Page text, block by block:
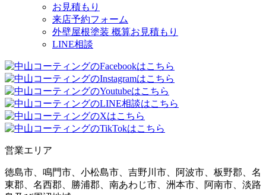
お見積もり
来店予約フォーム
外壁屋根塗装 概算お見積もり
LINE相談
営業エリア
徳島市、鳴門市、小松島市、吉野川市、阿波市、板野郡、名
東郡、名西郡、勝浦郡、南あわじ市、洲本市、阿南市、淡路